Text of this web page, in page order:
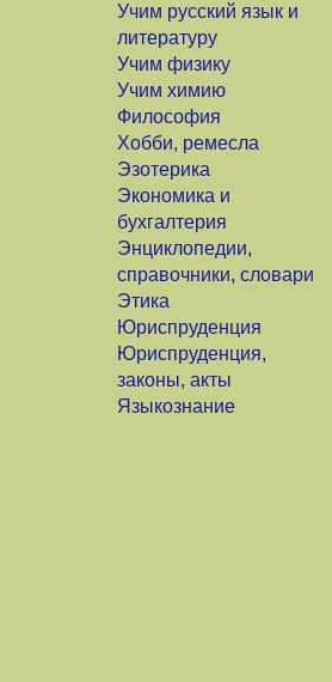
Учим русский язык и
литературу
Учим физику
Учим химию
Философия
Хобби, ремесла
Эзотерика
Экономика и
бухгалтерия
Энциклопедии,
справочники, словари
Этика
Юриспруденция
Юриспруденция,
законы, акты
Языкознание